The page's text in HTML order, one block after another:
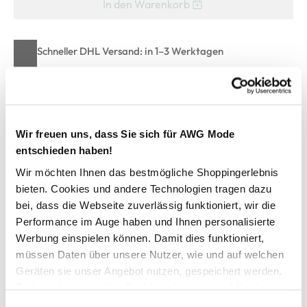
Wir freuen uns, dass Sie sich für AWG Mode
entschieden haben!
Wir möchten Ihnen das bestmögliche Shoppingerlebnis
bieten. Cookies und andere Technologien tragen dazu
bei, dass die Webseite zuverlässig funktioniert, wir die
Performance im Auge haben und Ihnen personalisierte
Werbung einspielen können. Damit dies funktioniert,
müssen Daten über unsere Nutzer, wie und auf welchen
Geräten sie unser Angebot nutzen, gespeichert werden.
In den Warenkorb
Schneller DHL Versand: in 1–3 Werktagen
Zur Wunschliste hinzufügen
Only&Sons ONSNEIL LIFE SWEAT SH Sweatshorts
Bequeme Herren Sweatshorts von Only&Sons
Mit breitem Gummizugbund und integrierter Kordel
Zwei seitliche Eingriffstaschen